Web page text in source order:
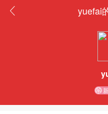
yuefai